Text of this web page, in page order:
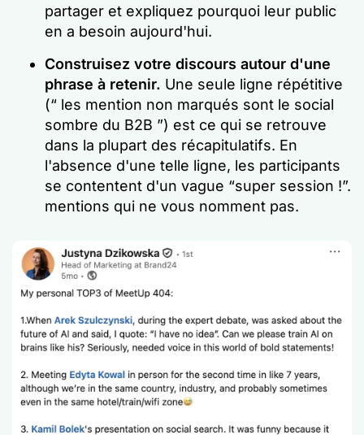
partager et expliquez pourquoi leur public
en a besoin aujourd'hui.
Construisez votre discours autour d'une
phrase à retenir. Une seule ligne répétitive
(“ les mention non marqués sont le social
sombre du B2B ”) est ce qui se retrouve
dans la plupart des récapitulatifs. En
l'absence d'une telle ligne, les participants
se contentent d'un vague “super session !”.
mentions qui ne vous nomment pas.